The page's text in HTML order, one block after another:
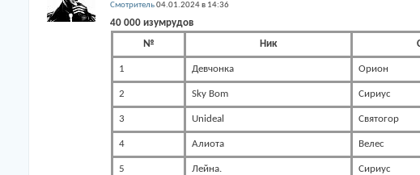
Смотритель04.01.2024 в 14:36
40 000 изумрудов
№
Ник
1 Девчонка Орион
2 Sky Bom Сириус
3 Unideal Святогор
4 Алиота Велес
5 Лейна.
Сириус